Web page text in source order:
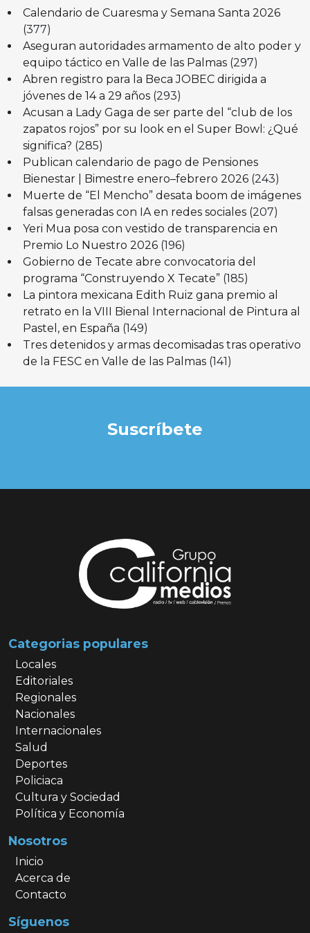
Calendario de Cuaresma y Semana Santa 2026
(377)
Aseguran autoridades armamento de alto poder y
equipo táctico en Valle de las Palmas (297)
Abren registro para la Beca JOBEC dirigida a
jóvenes de 14 a 29 años (293)
Acusan a Lady Gaga de ser parte del “club de los
zapatos rojos” por su look en el Super Bowl: ¿Qué
significa? (285)
Publican calendario de pago de Pensiones
Bienestar | Bimestre enero–febrero 2026 (243)
Muerte de “El Mencho” desata boom de imágenes
falsas generadas con IA en redes sociales (207)
Yeri Mua posa con vestido de transparencia en
Premio Lo Nuestro 2026 (196)
Gobierno de Tecate abre convocatoria del
programa “Construyendo X Tecate” (185)
La pintora mexicana Edith Ruiz gana premio al
retrato en la VIII Bienal Internacional de Pintura al
Pastel, en España (149)
Tres detenidos y armas decomisadas tras operativo
de la FESC en Valle de las Palmas (141)
Suscríbete
Categorias populares
Locales
Editoriales
Regionales
Nacionales
Internacionales
Salud
Deportes
Policiaca
Cultura y Sociedad
Política y Economía
Nosotros
Inicio
Acerca de
Contacto
Síguenos